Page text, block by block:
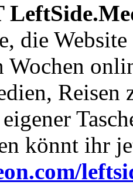
die Website
Wochen
Reisen
könnt ihr